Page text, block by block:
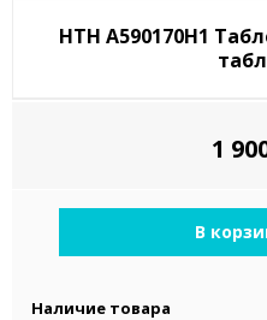
HTH A590170H1
1
В
Наличие товара